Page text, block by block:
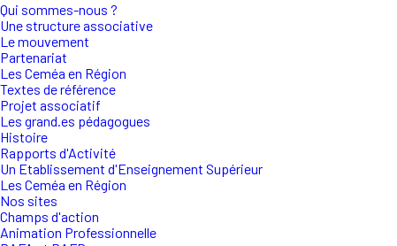
Qui sommes-nous ?
Une structure associative
Le mouvement
Partenariat
Les Ceméa en Région
Textes de référence
Projet associatif
Les grand.es pédagogues
Histoire
Rapports d'Activité
Un Etablissement d'Enseignement Supérieur
Les Ceméa en Région
Nos sites
Champs d'action
Animation Professionnelle